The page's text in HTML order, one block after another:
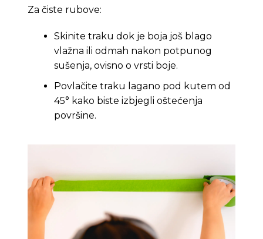
Za čiste rubove:
Skinite traku dok je boja još blago
vlažna ili odmah nakon potpunog
sušenja, ovisno o vrsti boje.
Povlačite traku lagano pod kutem od
45° kako biste izbjegli oštećenja
površine.